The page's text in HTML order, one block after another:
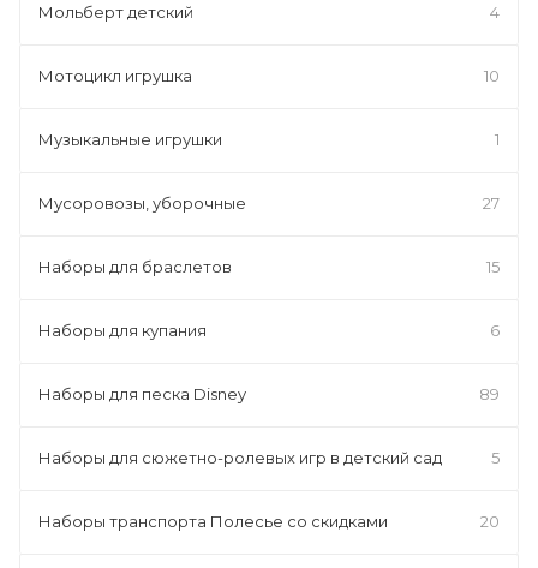
Мольберт детский 4
Мотоцикл игрушка 10
Музыкальные игрушки 1
Мусоровозы, уборочные 27
Наборы для браслетов 15
Наборы для купания 6
Наборы для песка Disney 89
Наборы для сюжетно-ролевых игр в детский сад 5
Наборы транспорта Полесье со скидками 20